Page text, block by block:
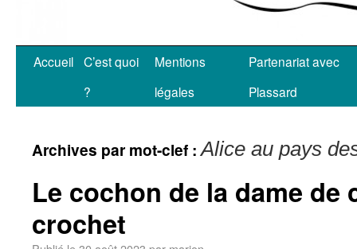
Accueil C’est quoi
?
Mentions
légales
Partenariat avec
Plassard
Archives par mot-clef :Alice au pays
Le cochon de la dame
crochet